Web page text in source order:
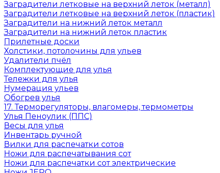
Заградители летковые на верхний леток (металл)
Заградители летковые на верхний леток (пластик)
Заградители на нижний леток металл
Заградители на нижний леток пластик
Прилетные доски
Холстики, потолочины для ульев
Удалители пчёл
Комплектующие для улья
Тележки для улья
Нумерация ульев
Обогрев улья
17. Терморегуляторы, влагомеры, термометры
Улья Пеноулик (ППС)
Весы для улья
Инвентарь ручной
Вилки для распечатки сотов
Ножи для распечатывания сот
Ножи для распечатки сот электрические